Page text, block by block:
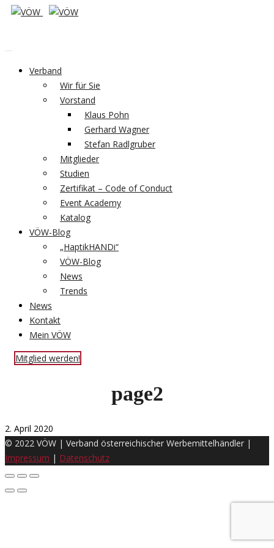
Verband
Wir für Sie
Vorstand
Klaus Pohn
Gerhard Wagner
Stefan Radlgruber
Mitglieder
Studien
Zertifikat – Code of Conduct
Event Academy
Katalog
VÖW-Blog
„HaptikHANDi“
VÖW-Blog
News
Trends
News
Kontakt
Mein VÖW
Mitglied werden!
page2
2. April 2020
© 2022 VÖW | Verband österreichischer Werbemittelhändler |
Impressum | Datenschutz